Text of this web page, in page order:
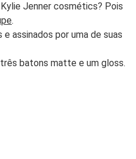
Jenner cosmétics? Pois
.
assinados por uma de suas
batons matte e um gloss.